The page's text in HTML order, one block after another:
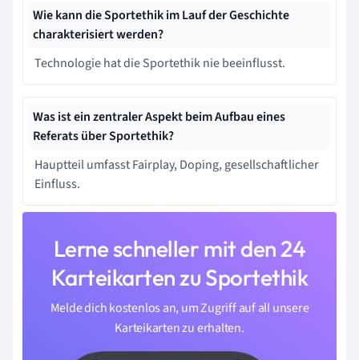
Wie kann die Sportethik im Lauf der Geschichte
charakterisiert werden?
Technologie hat die Sportethik nie beeinflusst.
Was ist ein zentraler Aspekt beim Aufbau eines
Referats über Sportethik?
Hauptteil umfasst Fairplay, Doping, gesellschaftlicher
Einfluss.
Lerne schneller mit den 24
Karteikarten zu Sportethik
Melde dich kostenlos an, um Zugriff auf all unsere
Karteikarten zu erhalten.